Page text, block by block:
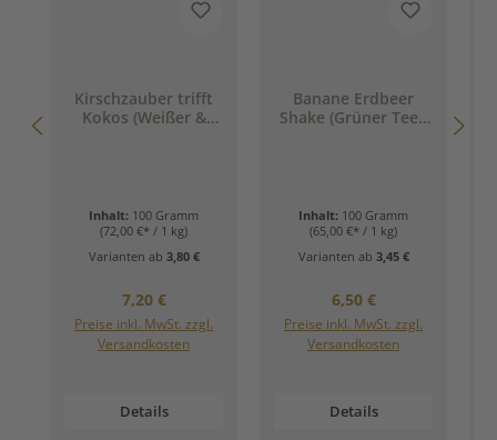
Kirschzauber trifft
Kokos (Weißer &
Inhalt: 100 Gramm
(72,00 €* / 1 kg)
Varianten ab 3,80 €
Regulärer Preis:
7,20 €
Preise inkl. MwSt. zzgl.
Versandkosten
Details
Banane Erdbeer
Shake (Grüner Tee -
Inhalt: 100 Gramm
(65,00 €* / 1 kg)
Varianten ab 3,45 €
Regulärer Preis:
6,50 €
Preise inkl. MwSt. zzgl.
Versandkosten
Details